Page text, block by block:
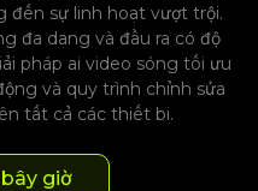
sự linh hoạt vượt trội.
đa dạng và đầu ra có độ
pháp ai video sóng tối ưu
và quy trình chỉnh sửa
tất cả các thiết bị.
giờ